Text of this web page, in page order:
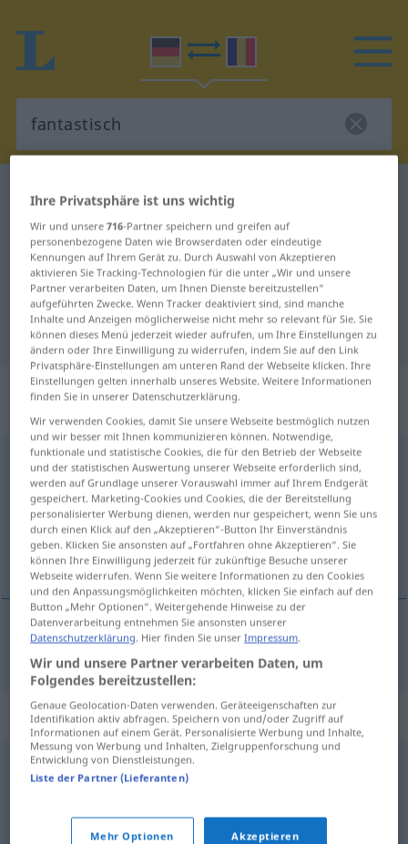
Deutsch-Rumänisch Wörterbuch
Deutsch-Rumänisch Übersetzung
für "fantastisch"
"fantastisch" Rumänisch
Übersetzung
„fantastisch“: Adjektiv,
Eigenschaftswort
fantastisch adj
Übersicht aller Übersetzungen
(Für mehr Details die Übersetzung anklicken/antippen)
fantastic
fantastic fantastisch
Synonyme für "fantastisch"
phantastisch,magisch
phantastisch,magisch,bezaubernd
Ihre Privatsphäre ist uns wichtig
Wir und unsere716-Partner speichern und greifen auf
personenbezogene Daten wie Browserdaten oder eindeutige
Kennungen auf Ihrem Gerät zu. Durch Auswahl von Akzeptieren
aktivieren Sie Tracking-Technologien für die unter „Wir und unsere
Partner verarbeiten Daten, um Ihnen Dienste bereitzustellen“
aufgeführten Zwecke. Wenn Tracker deaktiviert sind, sind manche
Inhalte und Anzeigen möglicherweise nicht mehr so relevant für Sie. Sie
können dieses Menü jederzeit wieder aufrufen, um Ihre Einstellungen zu
ändern oder Ihre Einwilligung zu widerrufen, indem Sie auf den Link
Privatsphäre-Einstellungen am unteren Rand der Webseite klicken. Ihre
Einstellungen gelten innerhalb unseres Website. Weitere Informationen
finden Sie in unserer Datenschutzerklärung.
Wir verwenden Cookies, damit Sie unsere Webseite bestmöglich nutzen
und wir besser mit Ihnen kommunizieren können. Notwendige,
funktionale und statistische Cookies, die für den Betrieb der Webseite
und der statistischen Auswertung unserer Webseite erforderlich sind,
werden auf Grundlage unserer Vorauswahl immer auf Ihrem Endgerät
gespeichert. Marketing-Cookies und Cookies, die der Bereitstellung
personalisierter Werbung dienen, werden nur gespeichert, wenn Sie uns
durch einen Klick auf den „Akzeptieren“-Button Ihr Einverständnis
geben. Klicken Sie ansonsten auf „Fortfahren ohne Akzeptieren“. Sie
können Ihre Einwilligung jederzeit für zukünftige Besuche unserer
Webseite widerrufen. Wenn Sie weitere Informationen zu den Cookies
und den Anpassungsmöglichkeiten möchten, klicken Sie einfach auf den
Button „Mehr Optionen“. Weitergehende Hinweise zu der
Datenverarbeitung entnehmen Sie ansonsten unserer
Datenschutzerklärung. Hier finden Sie unserImpressum.
Wir und unsere Partner verarbeiten Daten, um
Folgendes bereitzustellen:
Genaue Geolocation-Daten verwenden. Geräteeigenschaften zur
Identifikation aktiv abfragen. Speichern von und/oder Zugriff auf
Informationen auf einem Gerät. Personalisierte Werbung und Inhalte,
Messung von Werbung und Inhalten, Zielgruppenforschung und
Entwicklung von Dienstleistungen.
Liste der Partner (Lieferanten)
Mehr Optionen Akzeptieren